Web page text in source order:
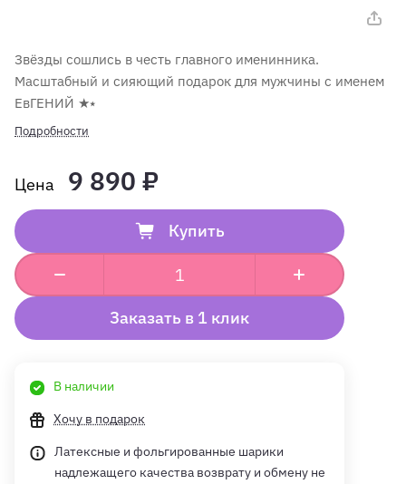
Звёзды сошлись в честь главного именинника.
Масштабный и сияющий подарок для мужчины с именем
ЕвГЕНИЙ ★⭑
Подробности
9 890 ₽
Купить
Заказать в 1 клик
В наличии
Хочу в подарок
Латексные и фольгированные шарики
надлежащего качества возврату и обмену не